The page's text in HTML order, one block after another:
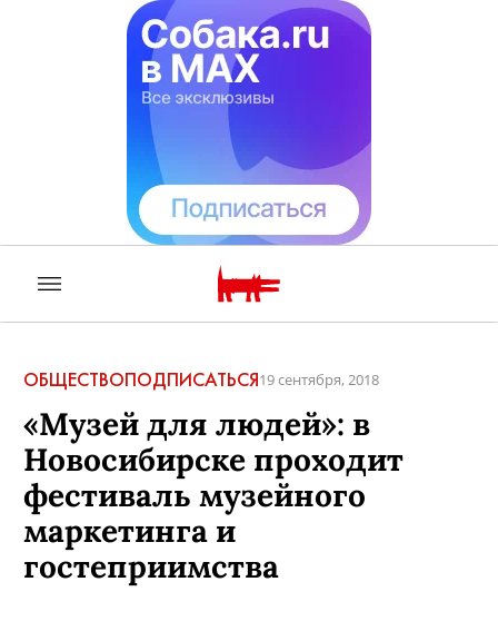
ОБЩЕСТВОПОДПИСАТЬСЯ19 сентября, 2018
«Музей для людей»: в
Новосибирске проходит
фестиваль музейного
маркетинга и
гостеприимства